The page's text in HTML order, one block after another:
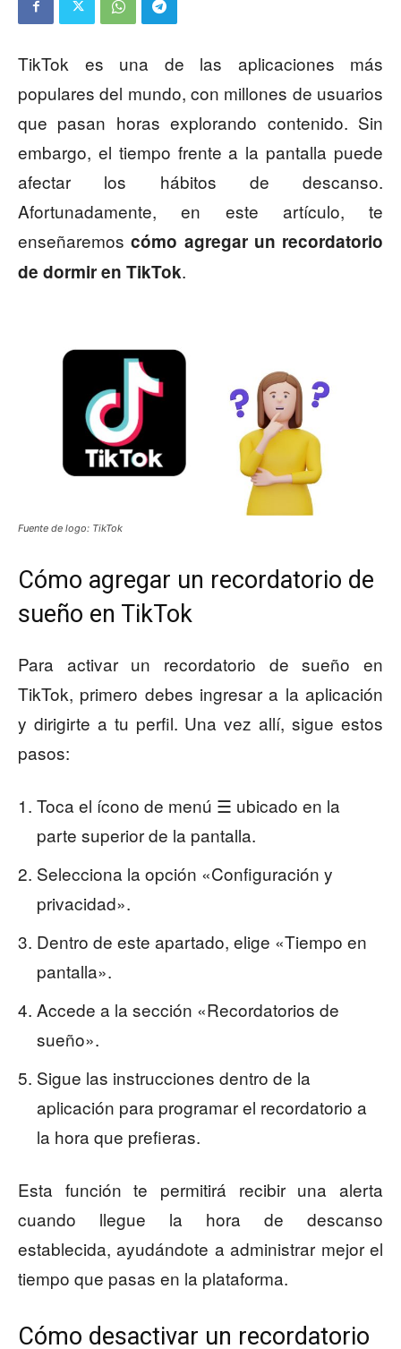
TikTok es una de las aplicaciones más
populares del mundo, con millones de usuarios
que pasan horas explorando contenido. Sin
embargo, el tiempo frente a la pantalla puede
afectar los hábitos de descanso.
Afortunadamente, en este artículo, te
enseñaremoscómo agregar un recordatorio
de dormir en TikTok.
Fuente de logo: TikTok
Cómo agregar un recordatorio de
sueño en TikTok
Para activar un recordatorio de sueño en
TikTok, primero debes ingresar a la aplicación
y dirigirte a tu perfil. Una vez allí, sigue estos
pasos:
Toca el ícono de menú ☰ ubicado en la
parte superior de la pantalla.
Selecciona la opción «Configuración y
privacidad».
Dentro de este apartado, elige «Tiempo en
pantalla».
Accede a la sección «Recordatorios de
sueño».
Sigue las instrucciones dentro de la
aplicación para programar el recordatorio a
la hora que prefieras.
Esta función te permitirá recibir una alerta
cuando llegue la hora de descanso
establecida, ayudándote a administrar mejor el
tiempo que pasas en la plataforma.
Cómo desactivar un recordatorio